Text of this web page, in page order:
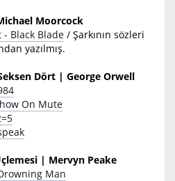
Moorcock
- Black Blade / Şarkının sözleri
yazılmış.
Dört | George Orwell
On Mute
| Mervyn Peake
Man